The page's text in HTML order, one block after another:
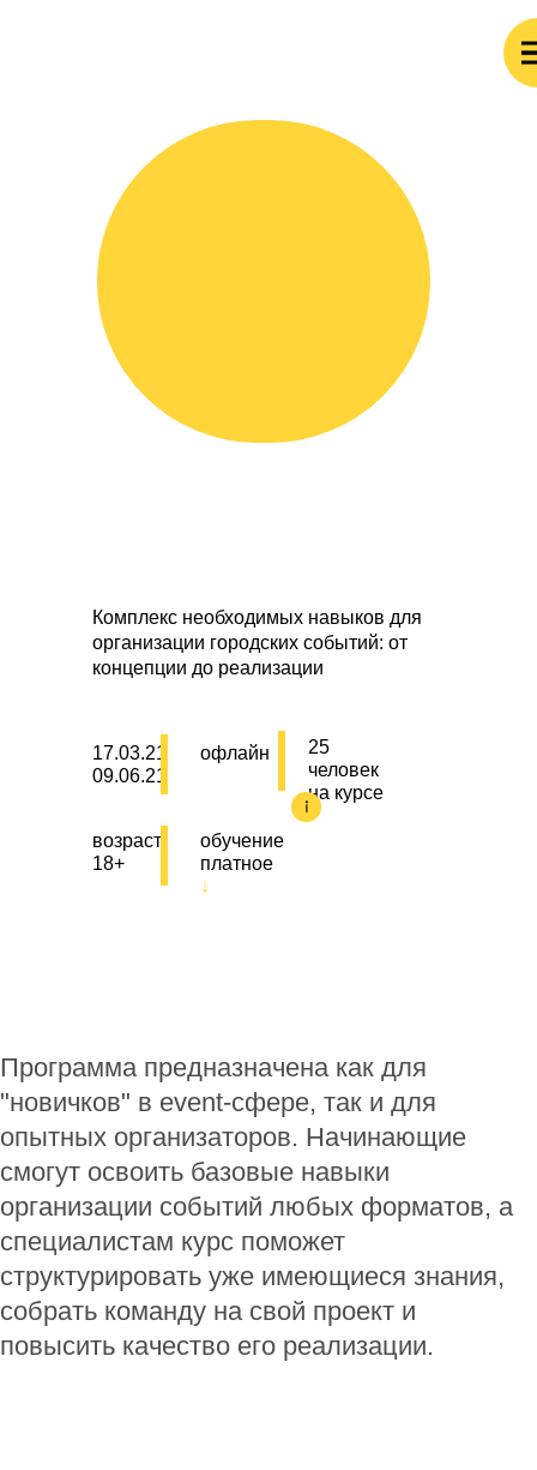
Комплекс необходимых навыков для
организации городских событий: от
концепции до реализации
17.03.21
09.06.21
офлайн
25
человек
на курсе
возраст
18+
обучение
платное
↓
Программа предназначена как для
"новичков" в event-сфере, так и для
опытных организаторов. Начинающие
смогут освоить базовые навыки
организации событий любых форматов, а
специалистам курс поможет
структурировать уже имеющиеся знания,
собрать команду на свой проект и
повысить качество его реализации.